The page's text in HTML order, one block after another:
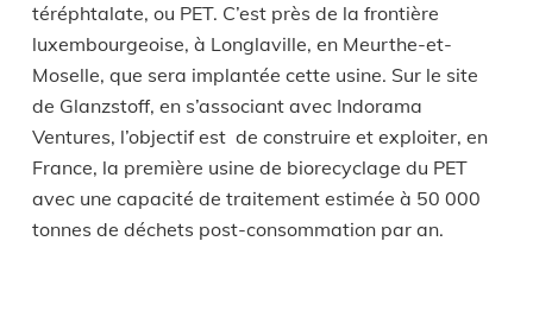
téréphtalate, ou PET. C’est près de la frontière
luxembourgeoise, à Longlaville, en Meurthe-et-
Moselle, que sera implantée cette usine. Sur le site
de Glanzstoff, en s’associant avec Indorama
Ventures, l’objectif est de construire et exploiter, en
France, la première usine de biorecyclage du PET
avec une capacité de traitement estimée à 50 000
tonnes de déchets post-consommation par an.